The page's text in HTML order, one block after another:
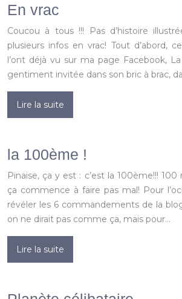
En vrac
Coucou à tous !!! Pas d’histoire
plusieurs infos en vrac! Tout d’abord,
l’ont déjà vu sur ma page Facebook,
gentiment invitée dans son bric à brac,
Lire la suite
la 100ème !
Pinaise, ça y est : c’est la 100ème!!!
ça commence à faire pas mal! Pour
révéler les 6 commandements de la
on ne dirait pas comme ça, mais pour…
Lire la suite